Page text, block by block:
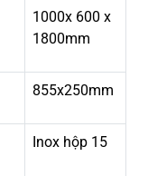
1000x 600 x
1800mm
855x250mm
Inox hộp 15